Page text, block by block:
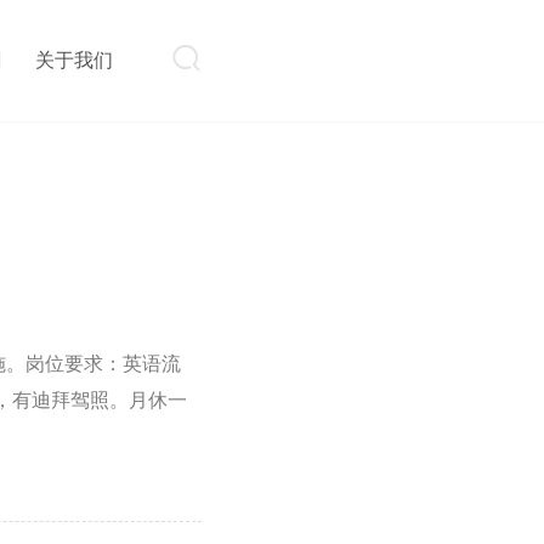

关于我们
。岗位要求：英语流
有迪拜驾照。月休一